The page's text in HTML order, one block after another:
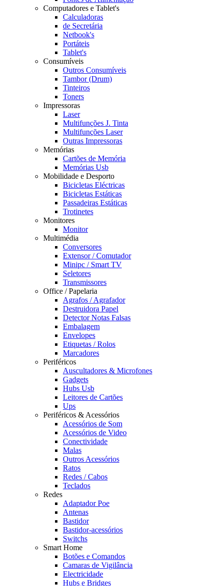
Computadores e Tablet's
Calculadoras
de Secretária
Netbook's
Portáteis
Tablet's
Consumíveis
Outros Consumíveis
Tambor (Drum)
Tinteiros
Toners
Impressoras
Laser
Multifunções J. Tinta
Multifunções Laser
Outras Impressoras
Memórias
Cartões de Memória
Memórias Usb
Mobilidade e Desporto
Bicicletas Eléctricas
Bicicletas Estáticas
Passadeiras Estáticas
Trotinetes
Monitores
Monitor
Multimédia
Conversores
Extensor / Comutador
Minipc / Smart TV
Seletores
Transmissores
Office / Papelaria
Agrafos / Agrafador
Destruidora Papel
Detector Notas Falsas
Embalagem
Envelopes
Etiquetas / Rolos
Marcadores
Periféricos
Auscultadores & Microfones
Gadgets
Hubs Usb
Leitores de Cartões
Ups
Periféricos & Acessórios
Acessórios de Som
Acessórios de Video
Conectividade
Malas
Outros Acessórios
Ratos
Redes / Cabos
Teclados
Redes
Adaptador Poe
Antenas
Bastidor
Bastidor-acessórios
Switchs
Smart Home
Botões e Comandos
Camaras de Vigilância
Electricidade
Hubs e Bridges